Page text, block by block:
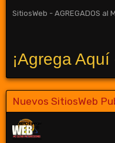
SitiosWeb - AGREGADOS al
¡Agrega
Nuevos SitiosWeb